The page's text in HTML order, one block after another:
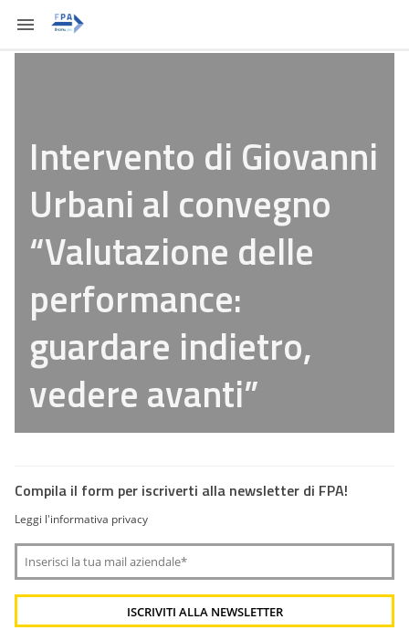
Intervento di Giovanni
Urbani al convegno
“Valutazione delle
performance:
guardare indietro,
vedere avanti”
Compila il form per iscriverti alla newsletter di FPA!
Leggi l'informativa privacy